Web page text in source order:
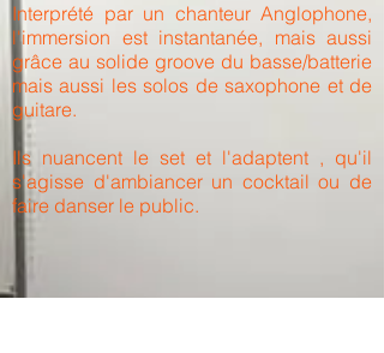
Interprété par un chanteur Anglophone,
l'immersion est instantanée, mais aussi
grâce au solide groove du basse/batterie
mais aussi les solos de saxophone et de
guitare.
Ils nuancent le set et l'adaptent , qu'il
s'agisse d'ambiancer un cocktail ou de
faire danser le public.